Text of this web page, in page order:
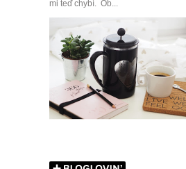
mi teď chybí. Ob...